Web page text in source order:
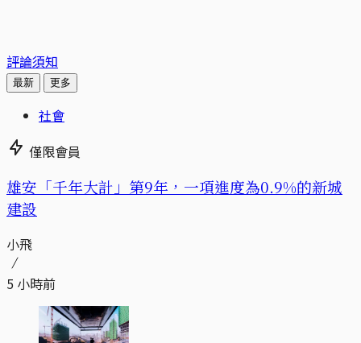
評論須知
最新 更多
社會
僅限會員
​​雄安「千年大計」第9年，一項進度為0.9%的新城
建設
小飛
5 小時前